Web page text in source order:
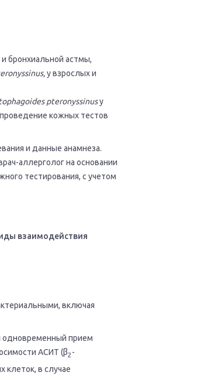
бронхиальной астмы,
,у взрослых и
pteronyssinusу
кожных тестов
и данные анамнеза.
аллерголог на основании
тестирования, с учетом
взаимодействия
включая
одновременный прием
АСИТ (β2 -
клеток, в случае